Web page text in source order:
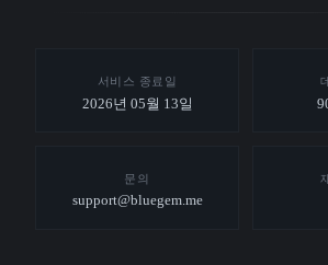
서비스 종료일
2026년 05월 13일
문의
support@bluegem.me